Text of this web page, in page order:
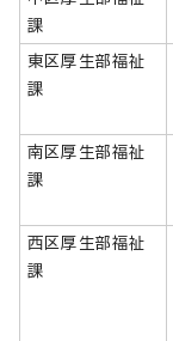
課
東区厚生部福祉
課
南区厚生部福祉
課
西区厚生部福祉
課